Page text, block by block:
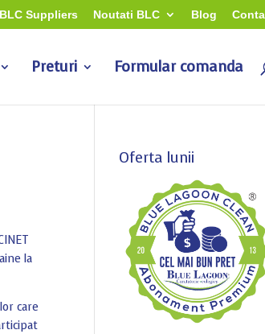
BLC Suppliers Noutati BLC Blog
Preturi Formular comanda
la
care
Oferta lunii